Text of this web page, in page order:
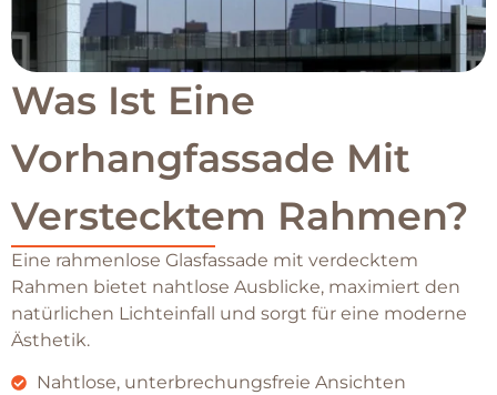
Was Ist Eine
Vorhangfassade Mit
Verstecktem Rahmen?
Eine rahmenlose Glasfassade mit verdecktem
Rahmen bietet nahtlose Ausblicke, maximiert den
natürlichen Lichteinfall und sorgt für eine moderne
Ästhetik.
Nahtlose, unterbrechungsfreie Ansichten